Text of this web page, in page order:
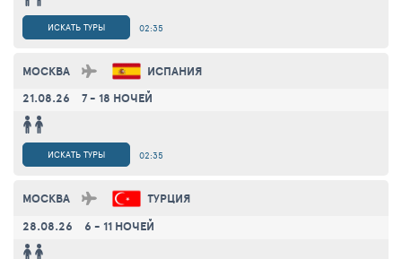
02:35
ИСКАТЬ ТУРЫ
МОСКВА
ИСПАНИЯ
21.08.26
7 - 18 НОЧЕЙ
02:35
ИСКАТЬ ТУРЫ
МОСКВА
ТУРЦИЯ
28.08.26
6 - 11 НОЧЕЙ